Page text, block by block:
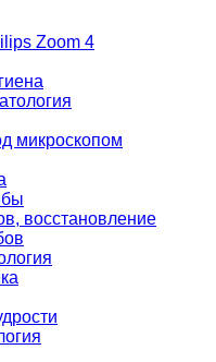
Zoom 4
микроскопом
восстановление